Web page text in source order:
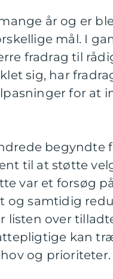
år og er
mål. I
fradrag til
sig, har
for at
begyndte
til at støtte
var et forsøg
og samtidig
listen over
kan
og prioriteter.